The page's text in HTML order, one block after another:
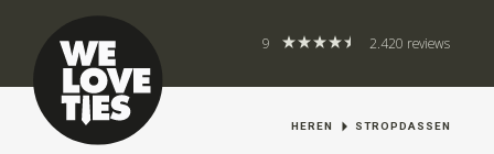
9 2.420 reviews
HEREN STROPDASSEN